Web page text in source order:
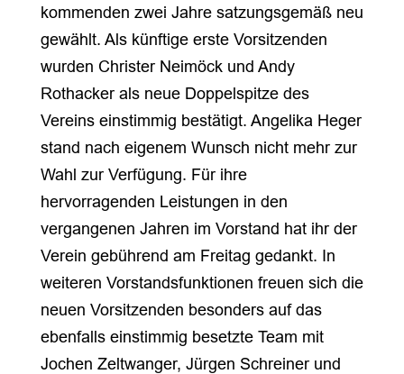
kommenden zwei Jahre satzungsgemäß neu
gewählt. Als künftige erste Vorsitzenden
wurden Christer Neimöck und Andy
Rothacker als neue Doppelspitze des
Vereins einstimmig bestätigt. Angelika Heger
stand nach eigenem Wunsch nicht mehr zur
Wahl zur Verfügung. Für ihre
hervorragenden Leistungen in den
vergangenen Jahren im Vorstand hat ihr der
Verein gebührend am Freitag gedankt. In
weiteren Vorstandsfunktionen freuen sich die
neuen Vorsitzenden besonders auf das
ebenfalls einstimmig besetzte Team mit
Jochen Zeltwanger, Jürgen Schreiner und